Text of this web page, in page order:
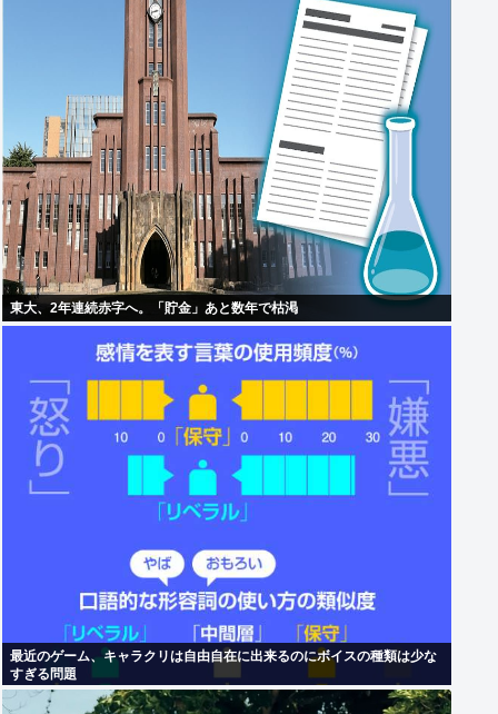
東大、2年連続赤字へ。「貯金」あと数年で枯渇
最近のゲーム、キャラクリは自由自在に出来るのにボイスの種類は少な
すぎる問題